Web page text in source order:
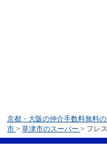
京都・大阪の仲介手数料無料
市 > 草津市のスーパー > フレ